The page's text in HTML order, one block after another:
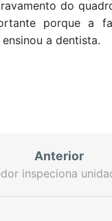
do
porque a
ensinou a dentista.
Anterior
inspeciona